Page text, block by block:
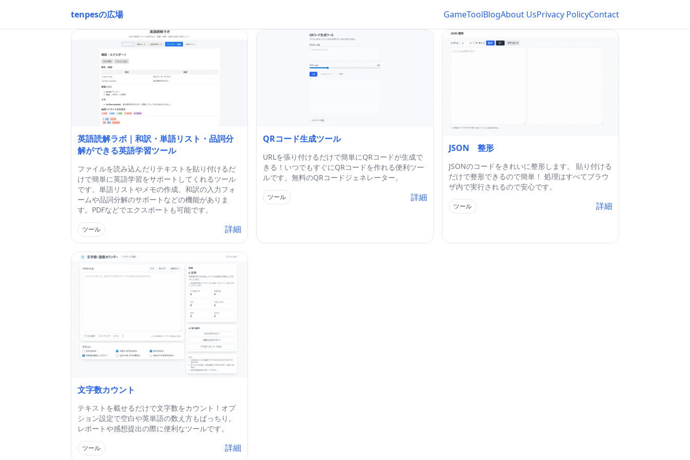
tenpesの広場 GameToolBlogAbout UsPrivacy PolicyContact
英語読解ラボ｜和訳・単語リスト・品詞分
解ができる英語学習ツール
ファイルを読み込んだりテキストを貼り付けるだ
けで簡単に英語学習をサポートしてくれるツール
です。単語リストやメモの作成、和訳の入力フォ
ームや品詞分解のサポートなどの機能がありま
す。PDFなどでエクスポートも可能です。
ツール 詳細
QRコード生成ツール
URLを張り付けるだけで簡単にQRコードが生成で
きる！いつでもすぐにQRコードを作れる便利ツー
ルです。無料のQRコードジェネレーター。
ツール 詳細
JSON 整形
JSONのコードをきれいに整形します。 貼り付ける
だけで整形できるので簡単！ 処理はすべてブラウ
ザ内で実行されるので安心です。
ツール 詳細
文字数カウント
テキストを載せるだけで文字数をカウント！オプ
ション設定で空白や英単語の数え方もばっちり。
レポートや感想提出の際に便利なツールです。
ツール 詳細